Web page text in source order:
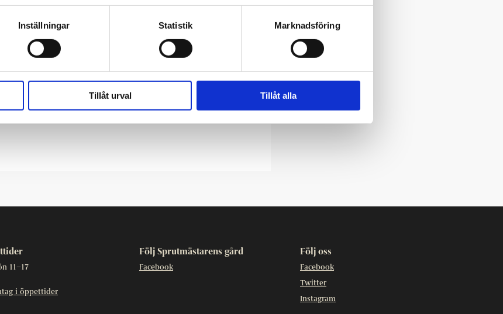
Inställningar Statistik Marknadsföring
Tillåt urval Tillåt alla
gitarr i många blues- och jazzensembler och uppträtt
och utomlands. Sedan februari 2010 har
i Finland.
Sprutmästarens gård. Välkommen!
11–17
i öppettider
Följ Sprutmästarens gård
Facebook
Följ oss
Facebook
Twitter
Instagram